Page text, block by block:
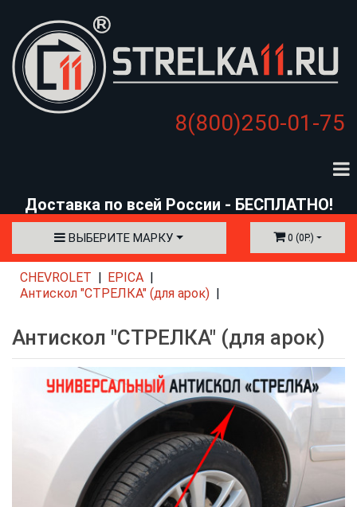
8(800)250-01-75
Доставка по всей России - БЕСПЛАТНО!
ВЫБЕРИТЕ МАРКУ 0 (0Р.)
CHEVROLET
EPICA
Антискол "СТРЕЛКА" (для арок)
Антискол "СТРЕЛКА" (для арок)